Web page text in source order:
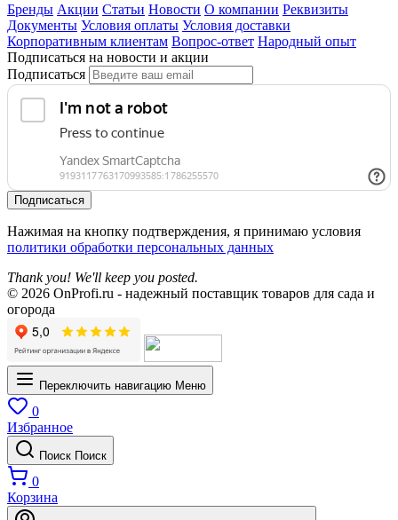
Бренды Акции Статьи Новости О компании Реквизиты
Документы Условия оплаты Условия доставки
Корпоративным клиентам Вопрос-ответ Народный опыт
Подписаться на новости и акции
Подписаться
Подписаться
Нажимая на кнопку подтверждения, я принимаю условия
политики обработки персональных данных
Thank you! We'll keep you posted.
© 2026 OnProfi.ru - надежный поставщик товаров для сада и
огорода
Переключить навигацию Меню
0
Избранное
Поиск Поиск
0
Корзина